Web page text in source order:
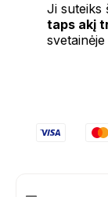
Ji suteiks
taps akį